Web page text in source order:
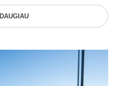
DAUGIAU